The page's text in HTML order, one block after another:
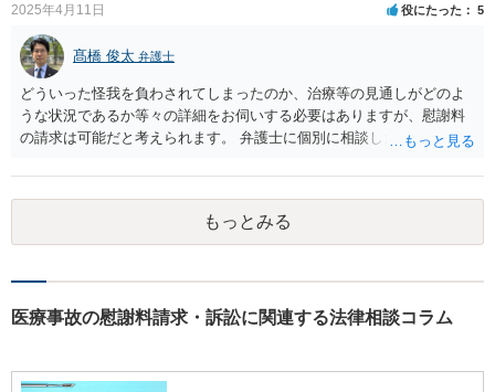
2025年4月11日 役にたった 5
髙橋 俊太 弁護士
どういった怪我を負わされてしまったのか、治療等の見通しがどのよ
うな状況であるか等々の詳細をお伺いする必要はありますが、慰謝料
の請求は可能だと考えられます。 弁護士に個別に相談した方がよいケ
してみるとよいでしょう。
もっとみる
医療事故の慰謝料請求・訴訟に関連する法律相談コラム